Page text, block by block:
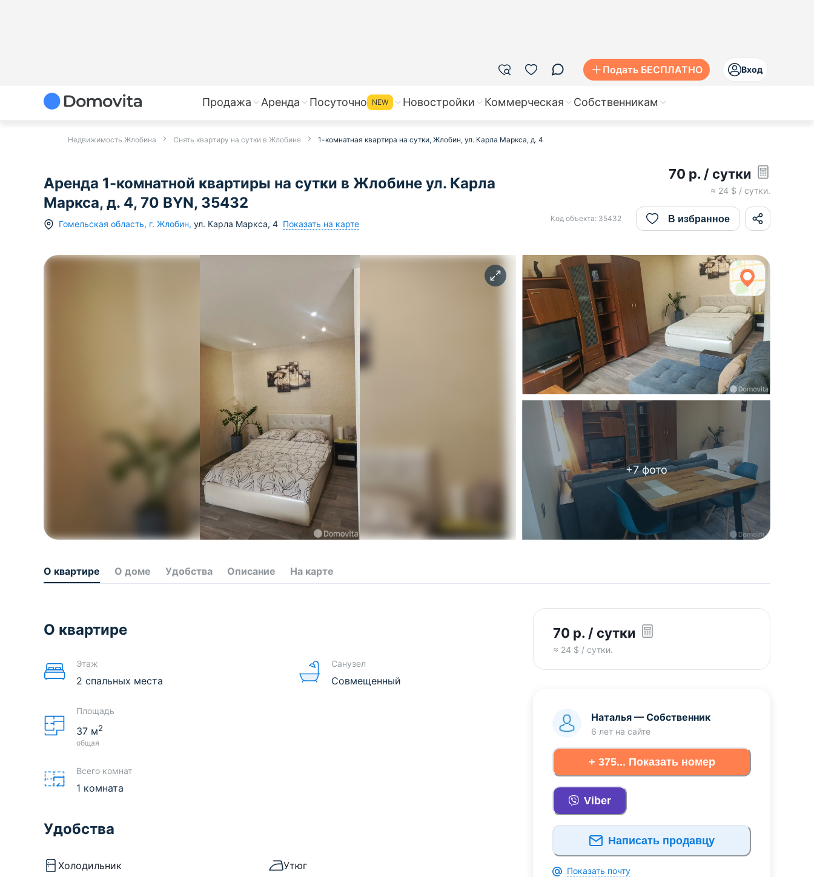
Подать БЕСПЛАТНО Вход
Продажа Аренда Посуточно NEW Новостройки Коммерческая Собственникам
Недвижимость Жлобина Снять квартиру на сутки в Жлобине 1-комнатная квартира на сутки, Жлобин, ул. Карла Маркса, д. 4
Аренда 1-комнатной квартиры на сутки в Жлобине ул. Карла
Маркса, д. 4, 70 BYN, 35432
Гомельская область, г. Жлобин, ул. Карла Маркса, 4 Показать на карте
70 р. / сутки
≈ 24 $ / сутки.
Код объекта: 35432 В избранное
+7фото
О квартире О доме Удобства Описание На карте
О квартире
Этаж
2 спальных места
Площадь
37 м2
общая
Всего комнат
1 комната
Санузел
Совмещенный
Удобства
Холодильник
Утюг
70 р. / сутки
≈ 24 $ / сутки.
Наталья — Собственник
6 лет на сайте
+ 375... Показать номер
Viber
Написать продавцу
Показать почту